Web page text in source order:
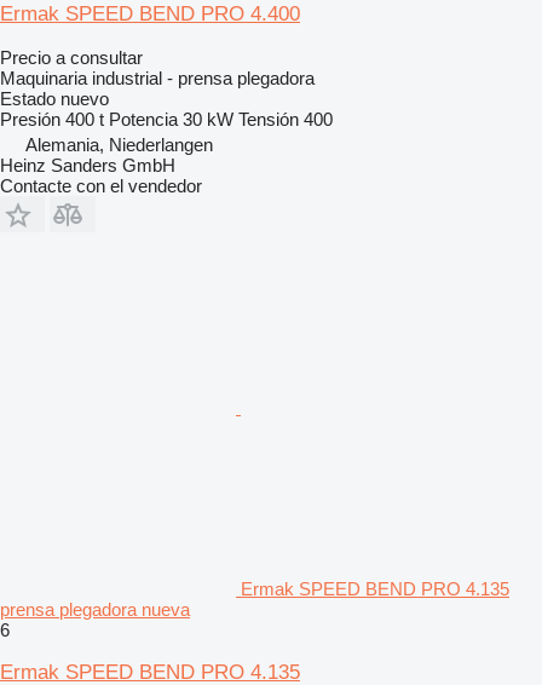
Ermak SPEED BEND PRO 4.400
Precio a consultar
Maquinaria industrial - prensa plegadora
Estado nuevo
Presión 400 t Potencia 30 kW Tensión 400
Alemania, Niederlangen
Heinz Sanders GmbH
Contacte con el vendedor
Ermak SPEED BEND PRO 4.135
prensa plegadora nueva
6
Ermak SPEED BEND PRO 4.135